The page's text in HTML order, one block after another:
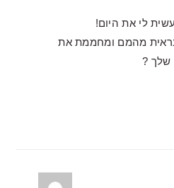
לי את היום!
מהמם ומחממת את
שלך ?